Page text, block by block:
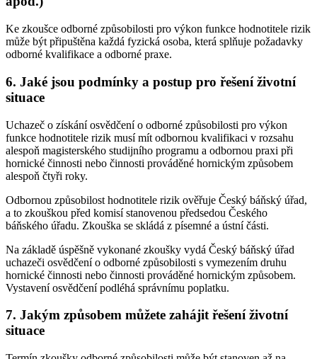
Ke zkoušce odborné způsobilosti pro výkon funkce hodnotitele rizik
může být připuštěna každá fyzická osoba, která splňuje požadavky
odborné kvalifikace a odborné praxe.
6. Jaké jsou podmínky a postup pro řešení životní
situace
Uchazeč o získání osvědčení o odborné způsobilosti pro výkon
funkce hodnotitele rizik musí mít odbornou kvalifikaci v rozsahu
alespoň magisterského studijního programu a odbornou praxi při
hornické činnosti nebo činnosti prováděné hornickým způsobem
alespoň čtyři roky.
Odbornou způsobilost hodnotitele rizik ověřuje Český báňský úřad,
a to zkouškou před komisí stanovenou předsedou Českého
báňského úřadu. Zkouška se skládá z písemné a ústní části.
Na základě úspěšně vykonané zkoušky vydá Český báňský úřad
uchazeči osvědčení o odborné způsobilosti s vymezením druhu
hornické činnosti nebo činnosti prováděné hornickým způsobem.
Vystavení osvědčení podléhá správnímu poplatku.
7. Jakým způsobem můžete zahájit řešení životní
situace